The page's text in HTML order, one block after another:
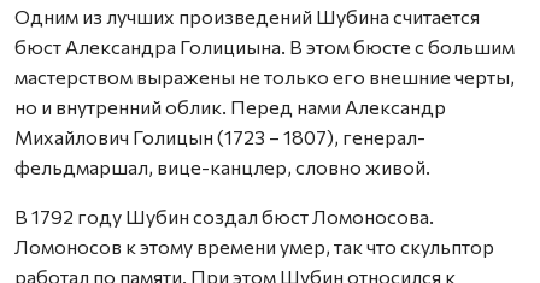
Одним из лучших произведений Шубина считается
бюст Александра Голициына. В этом бюсте с большим
мастерством выражены не только его внешние черты,
но и внутренний облик. Перед нами Александр
Михайлович Голицын (1723 – 1807), генерал-
фельдмаршал, вице-канцлер, словно живой.
В 1792 году Шубин создал бюст Ломоносова.
Ломоносов к этому времени умер, так что скульптор
работал по памяти. При этом Шубин относился к